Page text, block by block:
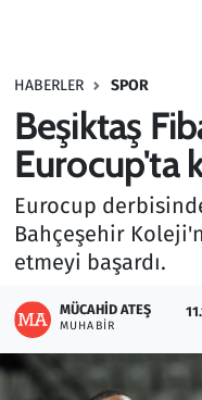
HABERLER SPOR
Beşiktaş
Eurocup'ta
Eurocup
Bahçeşehir
etmeyi başardı.
MÜCAHID ATEŞ
MUHABIR
Haber
Kültür Sanat
Kurumsal
Lezzet Durağı
Memur ve Kamu
Otomobil